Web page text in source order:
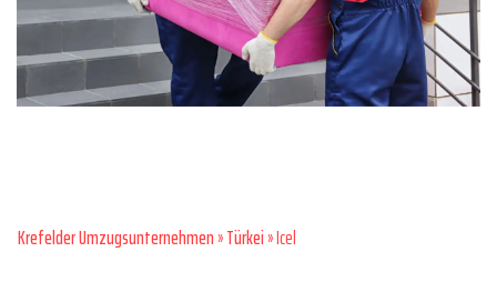
Krefelder Umzugsunternehmen»Türkei» Icel